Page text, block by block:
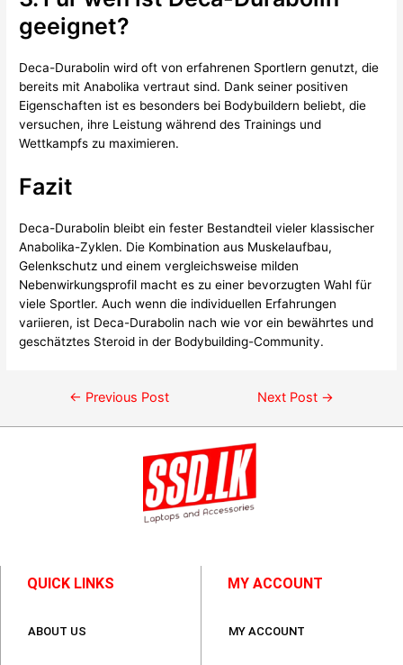
geeignet?
Deca-Durabolin wird oft von erfahrenen Sportlern genutzt, die
bereits mit Anabolika vertraut sind. Dank seiner positiven
Eigenschaften ist es besonders bei Bodybuildern beliebt, die
versuchen, ihre Leistung während des Trainings und
Wettkampfs zu maximieren.
Fazit
Deca-Durabolin bleibt ein fester Bestandteil vieler klassischer
Anabolika-Zyklen. Die Kombination aus Muskelaufbau,
Gelenkschutz und einem vergleichsweise milden
Nebenwirkungsprofil macht es zu einer bevorzugten Wahl für
viele Sportler. Auch wenn die individuellen Erfahrungen
variieren, ist Deca-Durabolin nach wie vor ein bewährtes und
geschätztes Steroid in der Bodybuilding-Community.
← Previous Post Next Post →
QUICK LINKS
ABOUT US
MY ACCOUNT
MY ACCOUNT